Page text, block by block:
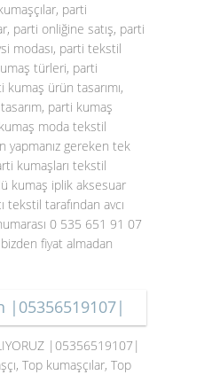
parti
parti onliğine satış, parti
modası, parti tekstil
türleri, parti
kumaş ürün tasarımı,
parti kumaş
moda tekstil
yapmanız gereken tek
kumaşları tekstil
kumaş iplik aksesuar
tekstil tarafından avcı
0 535 651 91 07
fiyat almadan
|05356519107|
|05356519107|
Top kumaşçılar, Top